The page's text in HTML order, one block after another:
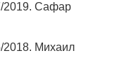
2019. Сафар
Михаил